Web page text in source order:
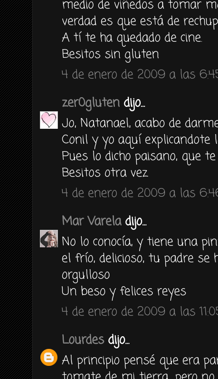
medio de viñedos a tomar
verdad es que está de
A tí te ha quedado de cine.
Besitos sin gluten
4 de enero de 2009 a las
zer0gluten dijo...
Jo, Natanael, acabo de
Conil y yo aquí explicandote
Pues lo dicho paisano, que
Besitos otra vez
4 de enero de 2009 a las
Mar Vareladijo...
No lo conocía, y tiene una
el frío, delicioso, tu padre
orgulloso
Un beso y felices reyes
4 de enero de 2009 a las
Lourdes dijo...
Al principio pensé que era